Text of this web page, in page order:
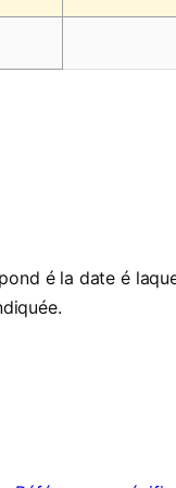
é la date é